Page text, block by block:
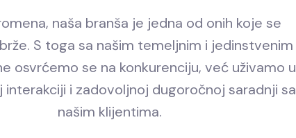
naša branša je jedna od onih koje se
S toga sa našim temeljnim i jedinstvenim
osvrćemo se na konkurenciju, već uživamo u
interakciji i zadovoljnoj dugoročnoj saradnji sa
našim klijentima.